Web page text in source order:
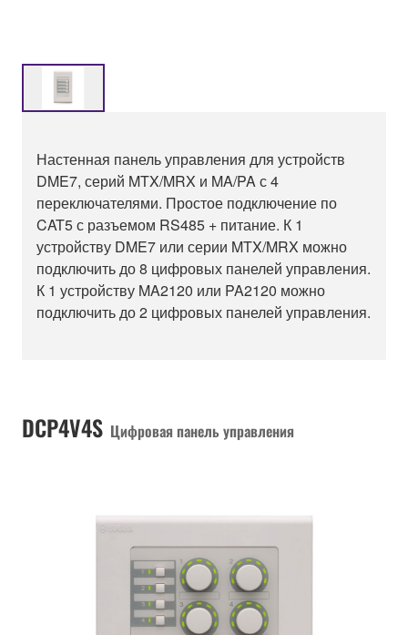
Настенная панель управления для устройств
DME7, серий MTX/MRX и MA/PA с 4
переключателями. Простое подключение по
CAT5 с разъемом RS485 + питание. К 1
устройству DME7 или серии MTX/MRX можно
подключить до 8 цифровых панелей управления.
К 1 устройству MA2120 или PA2120 можно
подключить до 2 цифровых панелей управления.
DCP4V4S Цифровая панель управления